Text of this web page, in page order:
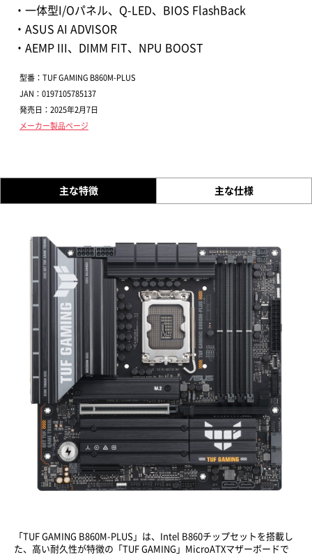
・一体型I/Oパネル、Q-LED、BIOS FlashBack
・ASUS AI ADVISOR
・AEMP III、DIMM FIT、NPU BOOST
型番：TUF GAMING B860M-PLUS
JAN：0197105785137
発売日：2025年2月7日
メーカー製品ページ
主な特徴 主な仕様
「TUF GAMING B860M-PLUS」は、Intel B860チップセットを搭載し
た、高い耐久性が特徴の「TUF GAMING」MicroATXマザーボードで